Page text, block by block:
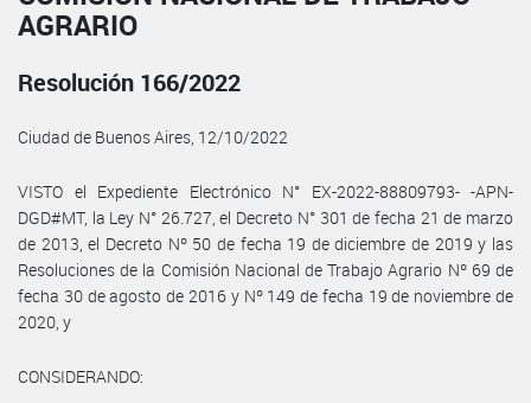
AGRARIO
Resolución 166/2022
Ciudad de Buenos Aires, 12/10/2022
VISTO el Expediente Electrónico N° EX-2022-88809793- -APN-
DGD#MT, la Ley N° 26.727, el Decreto N° 301 de fecha 21 de marzo
de 2013, el Decreto Nº 50 de fecha 19 de diciembre de 2019 y las
Resoluciones de la Comisión Nacional de Trabajo Agrario Nº 69 de
fecha 30 de agosto de 2016 y Nº 149 de fecha 19 de noviembre de
2020, y
CONSIDERANDO: